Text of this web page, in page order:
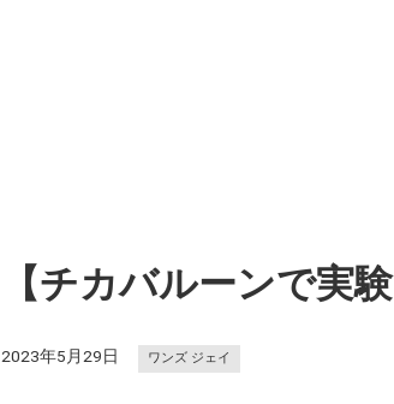
【チカバルーンで実験
2023年5月29日 ワンズ ジェイ